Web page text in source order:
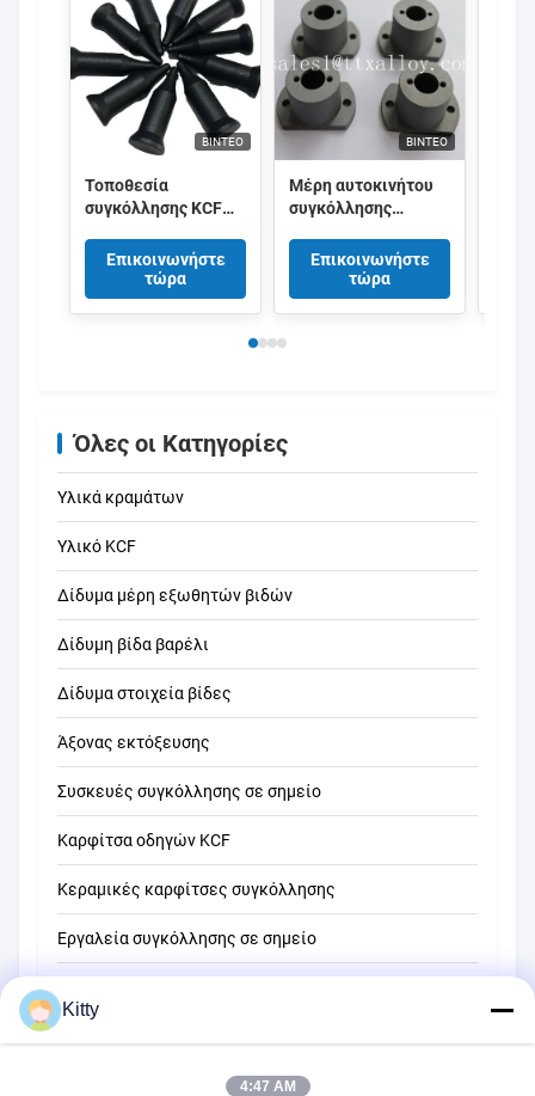
ΒΊΝΤΕΟ
Τοποθεσία
συγκόλλησης KCF
και μπουλτό
συγκόλληση
αντίστασης
συγκόλληση
Επικοινωνήστε
τώρα
ΒΊΝΤΕΟ
Μέρη αυτοκινήτου
συγκόλλησης
μόνωσης KCF με τη
καλή απόδοση
Επικοινωνήστε
τώρα
Όλες οι Κατηγορίες
Υλικά κραμάτων
Υλικό KCF
Δίδυμα μέρη εξωθητών βιδών
Δίδυμη βίδα βαρέλι
Δίδυμα στοιχεία βίδες
Άξονας εκτόξευσης
Συσκευές συγκόλλησης σε σημείο
Καρφίτσα οδηγών KCF
Κεραμικές καρφίτσες συγκόλλησης
Εργαλεία συγκόλλησης σε σημείο
Kitty
4:47 AM